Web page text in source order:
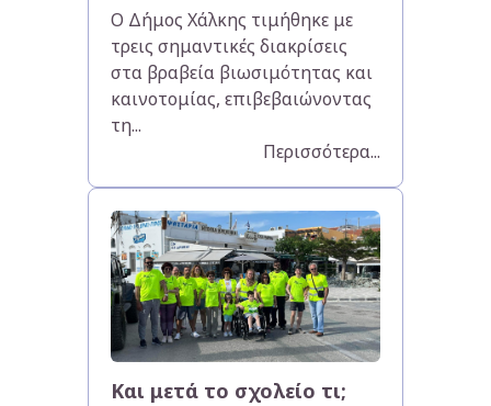
Ο Δήμος Χάλκης τιμήθηκε με
τρεις σημαντικές διακρίσεις
στα βραβεία βιωσιμότητας και
καινοτομίας, επιβεβαιώνοντας
τη...
Περισσότερα...
Και μετά το σχολείο τι;